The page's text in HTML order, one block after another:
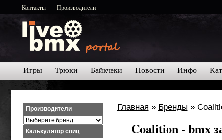
Контакты Производители
Игры Трюки Байкчеки Новости Инфо
Главная » Бренды »
Coalition - bmx
Производители
Калькулятор спиц